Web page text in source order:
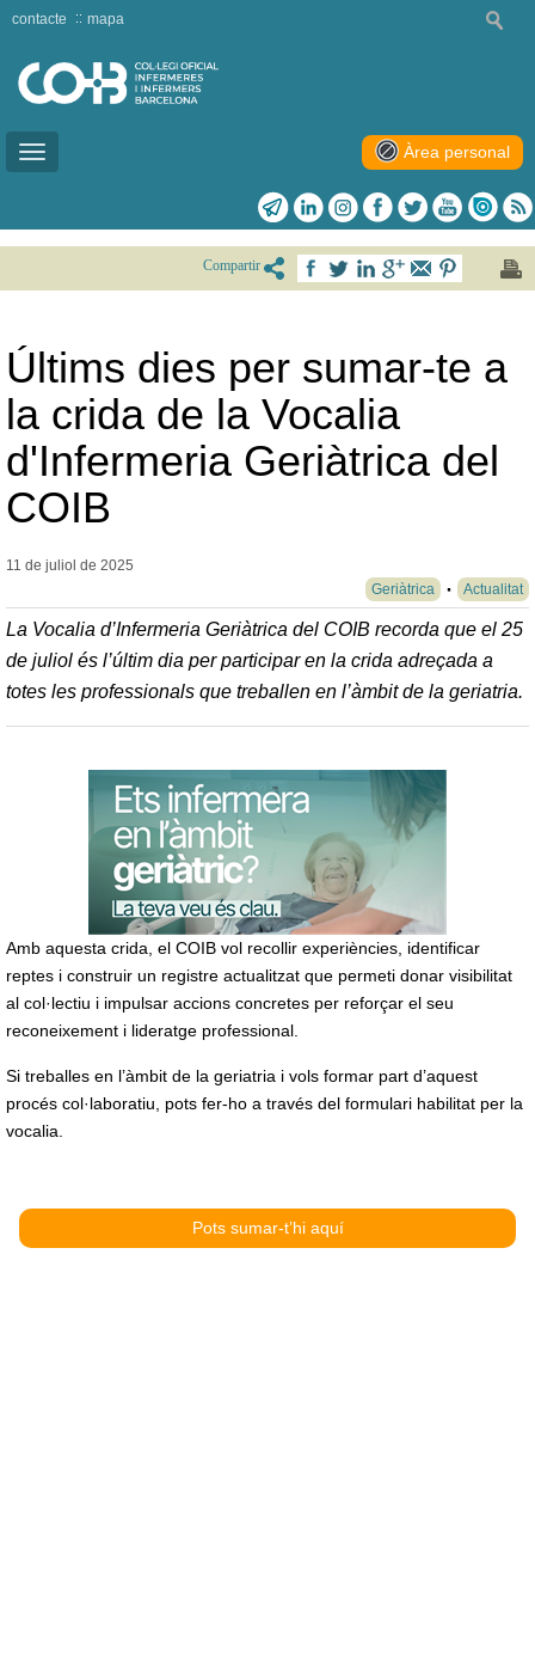
Toggle
contacte mapa
Àrea personal
Compartir
Últims dies per sumar-te a
la crida de la Vocalia
d'Infermeria Geriàtrica del
COIB
11 de juliol de 2025
Geriàtrica
Actualitat
La Vocalia d’Infermeria Geriàtrica del COIB recorda que el 25
de juliol és l’últim dia per participar en la crida adreçada a
totes les professionals que treballen en l’àmbit de la geriatria.
Amb aquesta crida, el COIB vol recollir experiències, identificar
reptes i construir un registre actualitzat que permeti donar visibilitat
al col·lectiu i impulsar accions concretes per reforçar el seu
reconeixement i lideratge professional.
Si treballes en l’àmbit de la geriatria i vols formar part d’aquest
procés col·laboratiu, pots fer-ho a través del formulari habilitat per la
vocalia.
Pots sumar-t’hi aquí